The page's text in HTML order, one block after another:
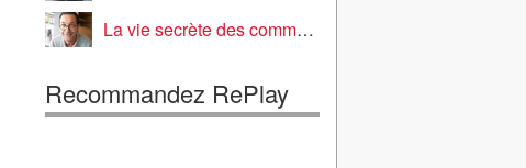
La vie secrète des commerçants
Recommandez RePlay